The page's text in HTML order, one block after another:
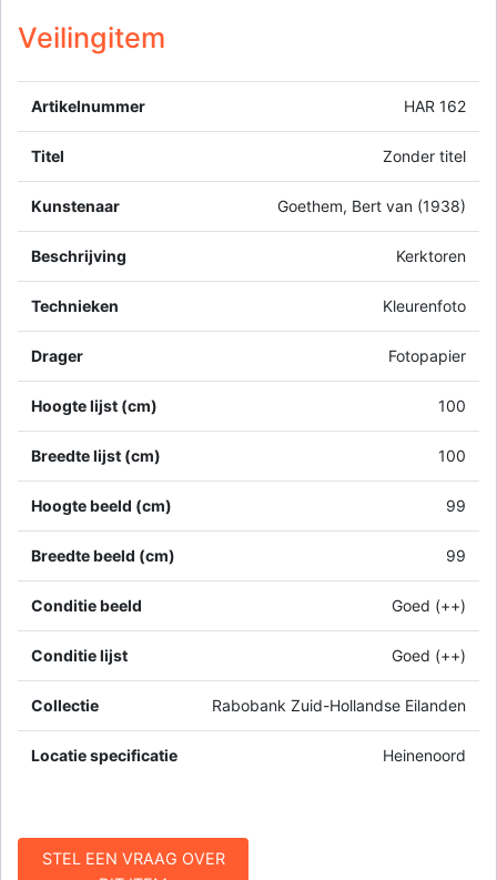
Veilingitem
Artikelnummer HAR 162
Titel Zonder titel
Kunstenaar Goethem, Bert van (1938)
Beschrijving Kerktoren
Technieken Kleurenfoto
Drager Fotopapier
Hoogte lijst (cm) 100
Breedte lijst (cm) 100
Hoogte beeld (cm) 99
Breedte beeld (cm) 99
Conditie beeld Goed (++)
Conditie lijst Goed (++)
Collectie Rabobank Zuid-Hollandse Eilanden
Locatie specificatie Heinenoord
STEL EEN VRAAG OVER